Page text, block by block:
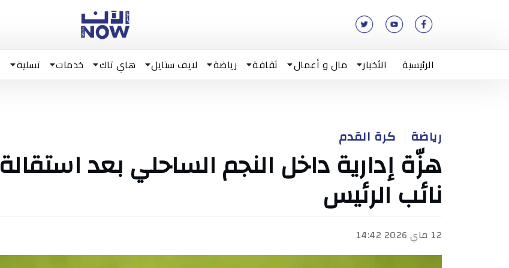
الرئيسية الأخبار مال و أعمال ثقافة رياضة لايف ستايل هاي تاك خدمات تسلية
رياضة كرة القدم
هزّة إدارية داخل النجم الساحلي بعد استقالة
نائب الرئيس
12 ماي 2026 14:42